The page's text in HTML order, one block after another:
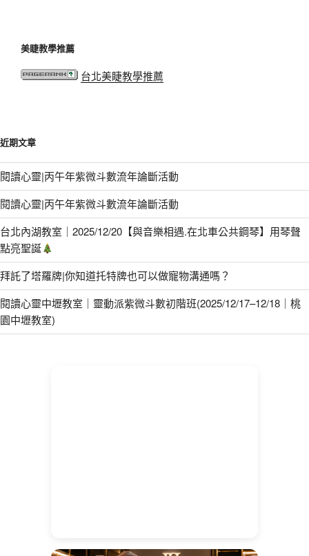
美睫教學推薦
台北美睫教學推薦
近期文章
閱讀心靈|丙午年紫微斗數流年論斷活動
閱讀心靈|丙午年紫微斗數流年論斷活動
台北內湖教室｜2025/12/20【與音樂相遇.在北車公共鋼琴】用琴聲
點亮聖誕
拜託了塔羅牌|你知道托特牌也可以做寵物溝通嗎？
閱讀心靈中壢教室｜靈動派紫微斗數初階班(2025/12/17–12/18｜桃
園中壢教室)